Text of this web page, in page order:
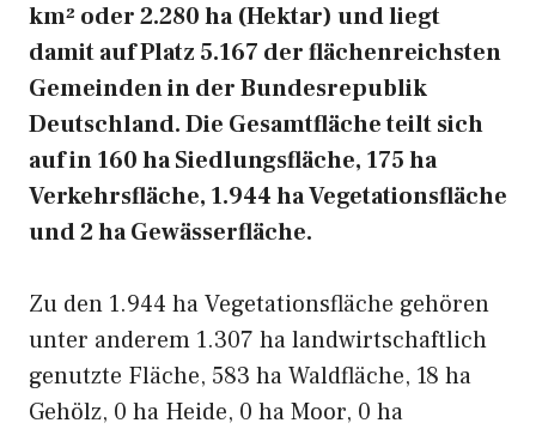
km² oder 2.280 ha (Hektar) und liegt
damit auf Platz 5.167 der flächenreichsten
Gemeinden in der Bundesrepublik
Deutschland. Die Gesamtfläche teilt sich
auf in 160 ha Siedlungsfläche, 175 ha
Verkehrsfläche, 1.944 ha Vegetationsfläche
und 2 ha Gewässerfläche.
Zu den 1.944 ha Vegetationsfläche gehören
unter anderem 1.307 ha landwirtschaftlich
genutzte Fläche, 583 ha Waldfläche, 18 ha
Gehölz, 0 ha Heide, 0 ha Moor, 0 ha